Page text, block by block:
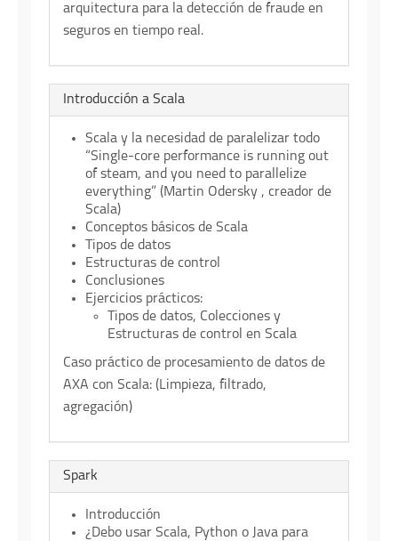
arquitectura para la detección de fraude en
seguros en tiempo real.
Introducción a Scala
Scala y la necesidad de paralelizar todo
“Single-core performance is running out
of steam, and you need to parallelize
everything” (Martin Odersky , creador de
Scala)
Conceptos básicos de Scala
Tipos de datos
Estructuras de control
Conclusiones
Ejercicios prácticos:
Tipos de datos, Colecciones y
Estructuras de control en Scala
Caso práctico de procesamiento de datos de
AXA con Scala: (Limpieza, filtrado,
agregación)
Spark
Introducción
¿Debo usar Scala, Python o Java para